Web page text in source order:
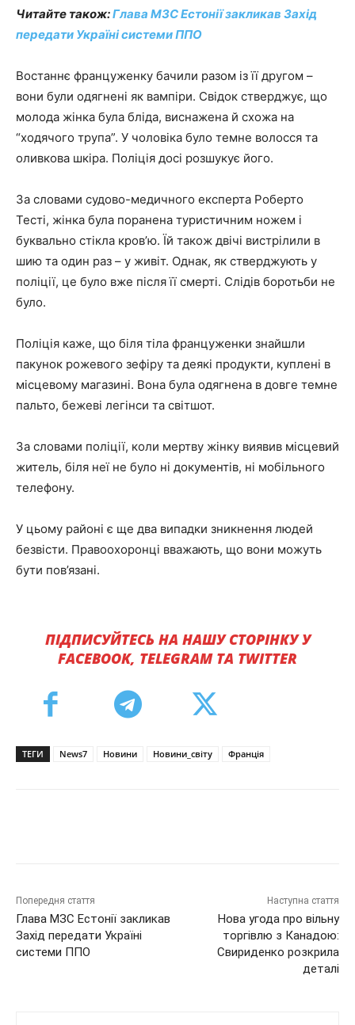
Читайте також:Глава МЗС Естонії закликав Захід
передати Україні системи ППО
Востаннє француженку бачили разом із її другом –
вони були одягнені як вампіри. Свідок стверджує, що
молода жінка була бліда, виснажена й схожа на
“ходячого трупа”. У чоловіка було темне волосся та
оливкова шкіра. Поліція досі розшукує його.
За словами судово-медичного експерта Роберто
Тесті, жінка була поранена туристичним ножем і
буквально стікла кров’ю. Їй також двічі вистрілили в
шию та один раз – у живіт. Однак, як стверджують у
поліції, це було вже після її смерті. Слідів боротьби не
було.
Поліція каже, що біля тіла француженки знайшли
пакунок рожевого зефіру та деякі продукти, куплені в
місцевому магазині. Вона була одягнена в довге темне
пальто, бежеві легінси та світшот.
За словами поліції, коли мертву жінку виявив місцевий
житель, біля неї не було ні документів, ні мобільного
телефону.
У цьому районі є ще два випадки зникнення людей
безвісти. Правоохоронці вважають, що вони можуть
бути пов’язані.
ПІДПИСУЙТЕСЬ НА НАШУ СТОРІНКУ У
FACEBOOK, TELEGRAM ТА TWITTER
ТЕГИ News7 Новини Новини_світу Франція
Попередня стаття
Глава МЗС Естонії закликав
Захід передати Україні
системи ППО
Наступна стаття
Нова угода про вільну
торгівлю з Канадою:
Свириденко розкрила
деталі